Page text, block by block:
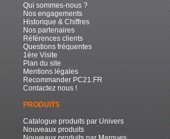
Qui sommes-nous ?
Nos engagements
Historique & Chiffres
Nos partenaires
Références clients
Questions fréquentes
1ère Visite
Plan du site
Mentions légales
Recommander PC21.FR
Contactez nous !
PRODUITS
Catalogue produits par Univers
Nouveaux produits